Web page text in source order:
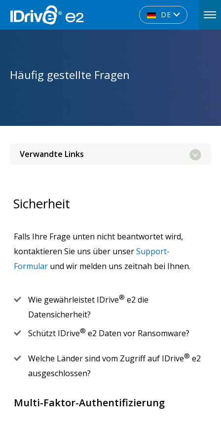
DE
Häufig gestellte Fragen
Verwandte Links
Sicherheit
Falls Ihre Frage unten nicht beantwortet wird,
kontaktieren Sie uns über unserSupport-
Formular und wir melden uns zeitnah bei Ihnen.
Wie gewährleistet IDrive® e2 die
Datensicherheit?
Schützt IDrive® e2 Daten vor Ransomware?
Welche Länder sind vom Zugriff auf IDrive® e2
ausgeschlossen?
Multi-Faktor-Authentifizierung